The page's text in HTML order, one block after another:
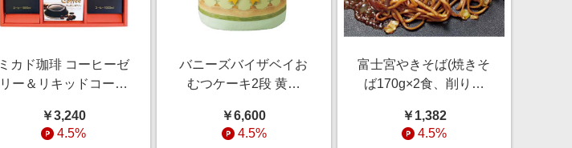
ミカド珈琲 コーヒーゼ
リー＆リキッドコーヒ
の・お中元】[CZ-AA]
スイーツ
￥3,240
4.5%
バニーズバイザベイお
むつケーキ2段 黄色
【季節の贈り物＆ご褒
美ギフト】
￥6,600
4.5%
富士宮やきそば(焼きそ
ば170g×2食、削り粉
クワ】 麺類・米・パン
【季節の贈り物＆ご褒
￥1,382
4.5%